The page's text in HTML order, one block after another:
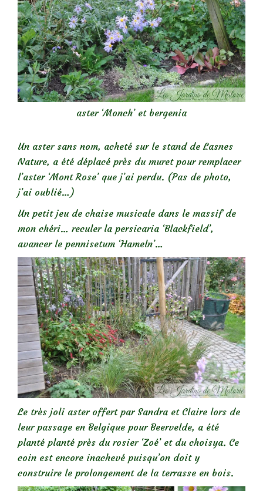
aster ‘Monch’ et bergenia
Un aster sans nom, acheté sur le stand de Lasnes
Nature, a été déplacé près du muret pour remplacer
l’aster ‘Mont Rose’ que j’ai perdu. (Pas de photo,
j’ai oublié…)
Un petit jeu de chaise musicale dans le massif de
mon chéri… reculer la persicaria ‘Blackfield’,
avancer le pennisetum ‘Hameln’…
Le très joli aster offert par Sandra et Claire lors de
leur passage en Belgique pour Beervelde, a été
planté planté près du rosier ‘Zoé’ et du choisya. Ce
coin est encore inachevé puisqu’on doit y
construire le prolongement de la terrasse en bois.